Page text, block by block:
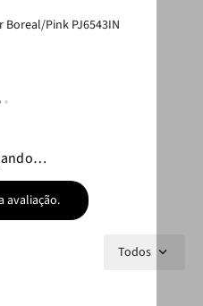
Pink PJ6543IN
avaliação.
Todos